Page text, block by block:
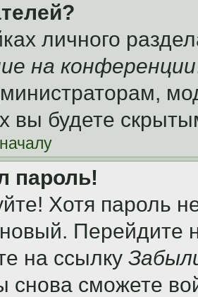
личного
на конференции
вы будете
пароль!
Хотя пароль
Перейдите
на ссылку
снова сможете